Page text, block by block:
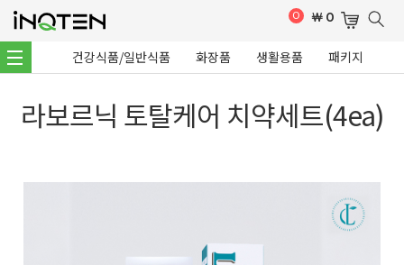
건강식품/일반식품 화장품 생활용품 패키지
0 ￦ 0
라보르닉 토탈케어 치약세트(4ea)